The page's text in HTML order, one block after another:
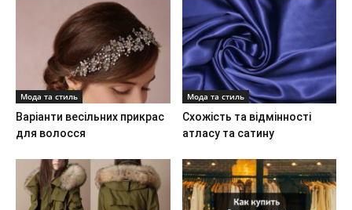
Мода та стиль
Варіанти весільних прикрас
для волосся
Мода та стиль
Схожість та відмінності
атласу та сатину